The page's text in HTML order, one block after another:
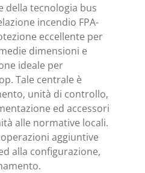
della tecnologia bus
incendio FPA-
eccellente per
dimensioni e
ideale per
Tale centrale è
unità di controllo,
ed accessori
alle normative locali.
aggiuntive
alla configurazione,